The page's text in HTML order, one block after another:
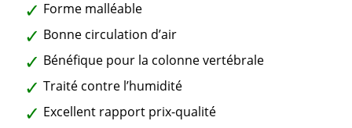
Forme malléable
Bonne circulation d’air
Bénéfique pour la colonne vertébrale
Traité contre l’humidité
Excellent rapport prix-qualité